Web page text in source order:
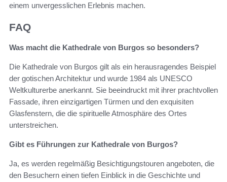
einem unvergesslichen Erlebnis machen.
FAQ
Was macht die Kathedrale von Burgos so besonders?
Die Kathedrale von Burgos gilt als ein herausragendes Beispiel
der gotischen Architektur und wurde 1984 als UNESCO
Weltkulturerbe anerkannt. Sie beeindruckt mit ihrer prachtvollen
Fassade, ihren einzigartigen Türmen und den exquisiten
Glasfenstern, die die spirituelle Atmosphäre des Ortes
unterstreichen.
Gibt es Führungen zur Kathedrale von Burgos?
Ja, es werden regelmäßig Besichtigungstouren angeboten, die
den Besuchern einen tiefen Einblick in die Geschichte und